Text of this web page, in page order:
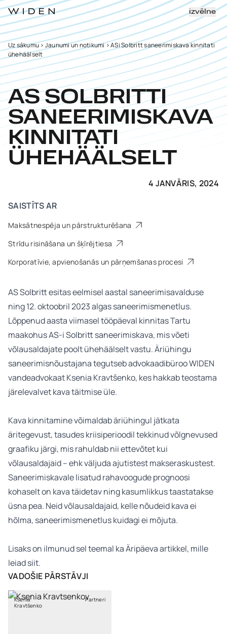
izvēlne
Uz sākumu> Jaunumi un notikumi>ASi Solbritt saneerimiskava kinnitati
ühehäälselt
AS SOLBRITTI
SANEERIMISKAVA
KINNITATI
ÜHEHÄÄLSELT
4 JANVĀRIS, 2024
SAISTĪTS AR
Maksātnespēja un pārstrukturēšana
Strīdu risināšana un šķīrējtiesa
Korporatīvie, apvienošanās un pārņemšanas procesi
AS Solbritt esitas eelmisel aastal saneerimisavalduse
ning 12. oktoobril 2023 algas saneerimismenetlus.
Lõppenud aasta viimasel tööpäeval kinnitas Tartu
maakohus AS-i Solbritt saneerimiskava, mis võeti
võlausaldajate poolt ühehäälselt vastu. Äriühingu
saneerimisnõustajana tegutseb advokaadibüroo WIDEN
vandeadvokaat Ksenia Kravtšenko, kes hakkab teostama
järelevalvet kava täitmise üle.
Kava kinnitamine võimaldab äriühingul jätkata
äritegevust, tasudes kriisiperioodil tekkinud võlgnevused
graafiku järgi, mis rahuldab nii ettevõtet kui
võlausaldajaid – ehk väljuda ajutistest makseraskustest.
Saneerimiskavale lisatud rahavoogude prognoosi
kohaselt on kava täidetav ning kasumlikkus taastatakse
üsna pea. Neid võlausaldajaid, kelle nõudeid kava ei
hõlma, saneerimismenetlus kuidagi ei mõjuta.
Lisaks on ilmunud sel teemal ka Äripäeva artikkel, mille
leiadsiit.
VADOŠIE PĀRSTĀVJI
Ksenia
Kravtšenko
Partneri